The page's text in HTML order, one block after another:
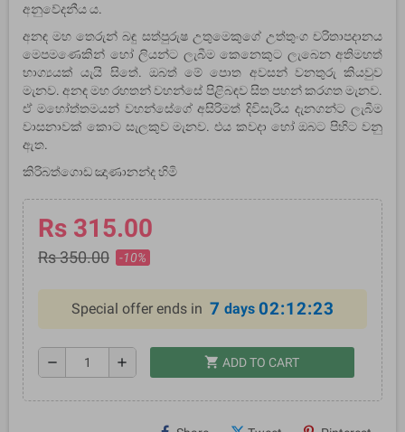
අනුවේදනීය ය.
අනඳ මහ තෙරුන් බඳු සත්පුරුෂ උතුමෙකුගේ උත්තුංග චරිතාපදානය
මෙපමණෙකින් හෝ ලියන්ට ලැබීම කෙනෙකුට ලැබෙන අතිමහත්
භාග්‍යයක් යැයි සිතේ. ඔබත් මේ පොත අවසන් වනතුරු කියවුව
මැනව. අනඳ මහ රහතන් වහන්සේ පිළිබඳව සිත පහන් කරගත මැනව.
ඒ මහෝත්තමයන් වහන්සේගේ අසිරිමත් දිවිසැරිය දැනගන්ට ලැබීම
වාසනාවක් කොට සැලකුව මැනව. එය කවදා හෝ ඔබට පිහිට වනු
ඇත.
කිරිබත්ගොඩ ඤාණානන්ද හිමි
Rs 315.00
Rs 350.00 -10%
Special offer ends in 7 days 02:12:23
remove add shopping_cart ADD TO CART